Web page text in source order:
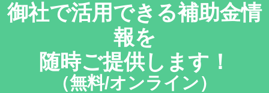
御社で活用できる補助金情
報を
随時ご提供します！
（無料/オンライン）